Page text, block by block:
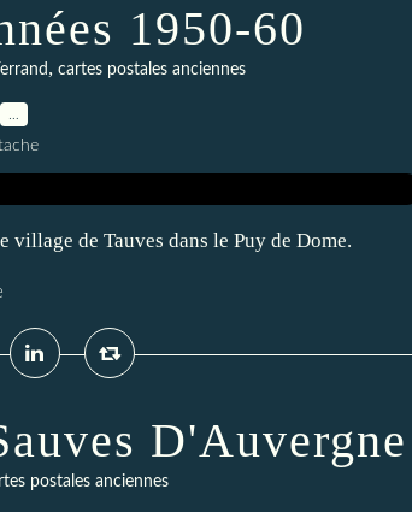
1950-60
, cartes postales anciennes
village de Tauves dans le Puy de Dome.
D'Auvergne
postales anciennes